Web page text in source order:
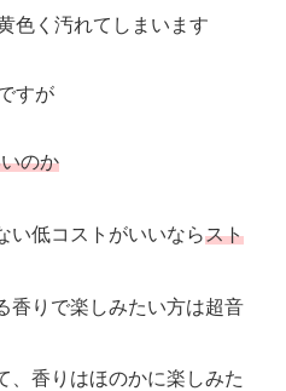
色く汚れてしまいます
すが
のか
い低コストがいいならスト
香りで楽しみたい方は超音
、香りはほのかに楽しみた